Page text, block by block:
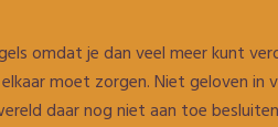
omdat je dan veel meer kunt
moet zorgen. Niet geloven in
daar nog niet aan toe